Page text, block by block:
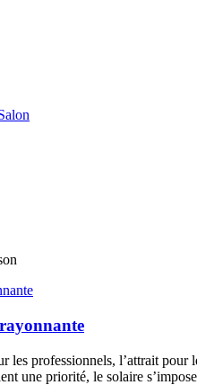
les professionnels, l’attrait pour
une priorité, le solaire